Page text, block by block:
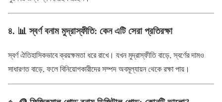
৪. 📊 স্বর্ণ বনাম মুদ্রাস্ফীতি: কেন এটি সেরা প্রতিরক্ষা
স্বর্ণ ঐতিহাসিকভাবে ক্রয়ক্ষমতা ধরে রাখে। যখন মুদ্রাস্ফীতি বাড়ে, স্বর্ণের দামও
সাধারণত বাড়ে, ফলে বিনিয়োগকারীদের সম্পদ অবমূল্যায়ন থেকে রক্ষা পায়।